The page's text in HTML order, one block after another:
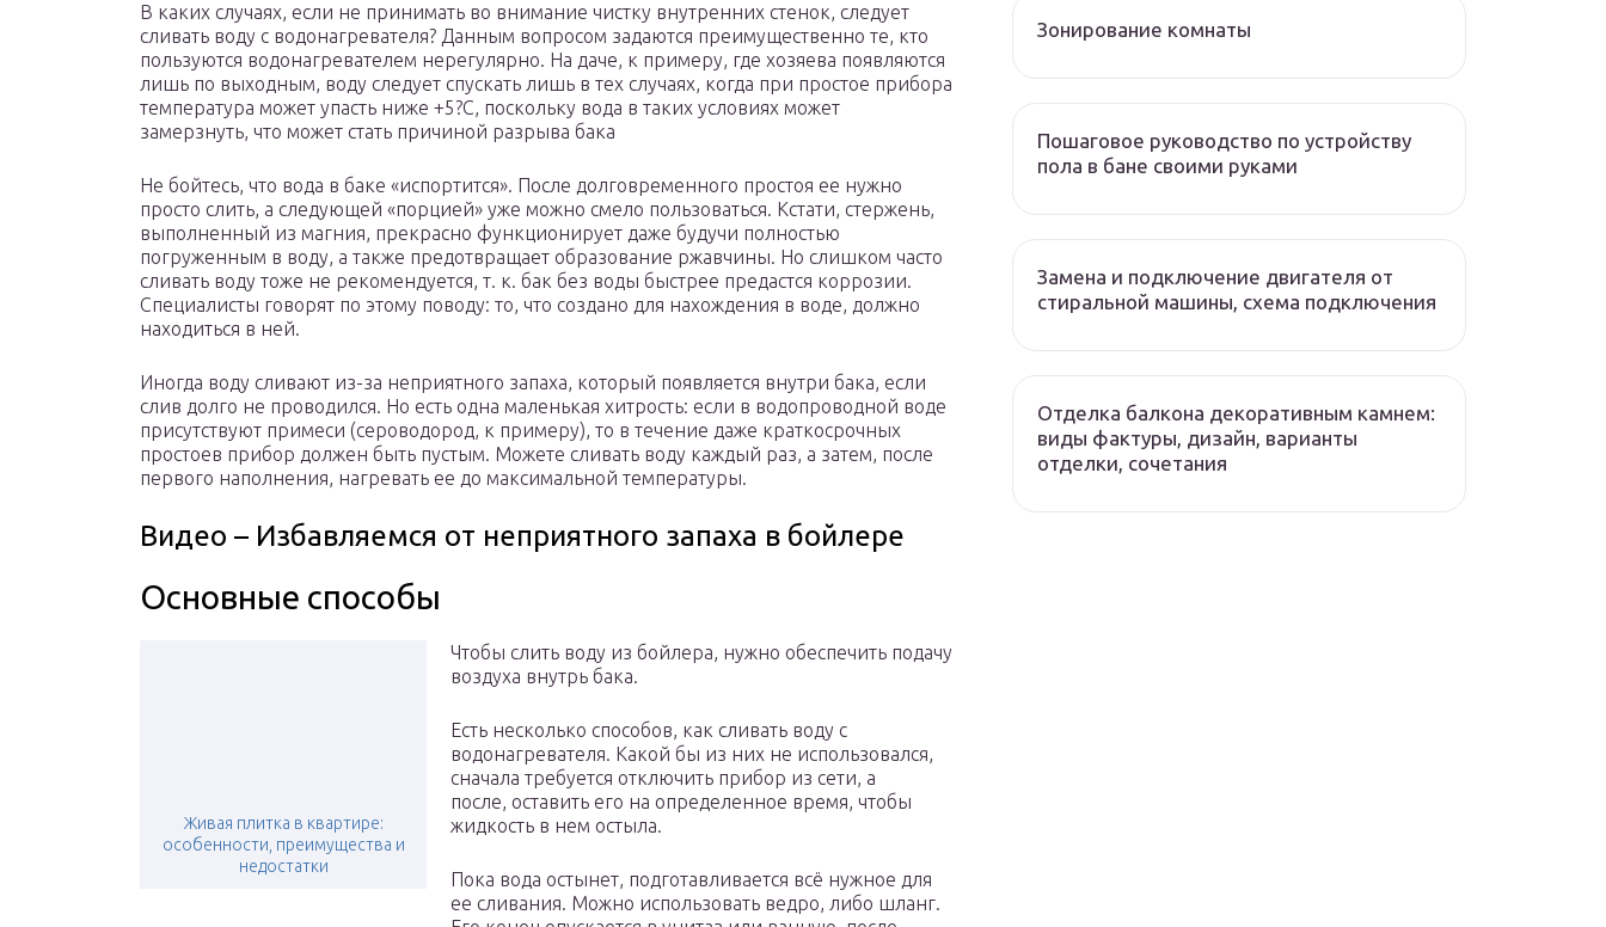
В каких случаях, если не принимать во внимание чистку внутренних стенок, следует
сливать воду с водонагревателя? Данным вопросом задаются преимущественно те, кто
пользуются водонагревателем нерегулярно. На даче, к примеру, где хозяева появляются
лишь по выходным, воду следует спускать лишь в тех случаях, когда при простое прибора
температура может упасть ниже +5?С, поскольку вода в таких условиях может
замерзнуть, что может стать причиной разрыва бака
Не бойтесь, что вода в баке «испортится». После долговременного простоя ее нужно
просто слить, а следующей «порцией» уже можно смело пользоваться. Кстати, стержень,
выполненный из магния, прекрасно функционирует даже будучи полностью
погруженным в воду, а также предотвращает образование ржавчины. Но слишком часто
сливать воду тоже не рекомендуется, т. к. бак без воды быстрее предастся коррозии.
Специалисты говорят по этому поводу: то, что создано для нахождения в воде, должно
находиться в ней.
Иногда воду сливают из-за неприятного запаха, который появляется внутри бака, если
слив долго не проводился. Но есть одна маленькая хитрость: если в водопроводной воде
присутствуют примеси (сероводород, к примеру), то в течение даже краткосрочных
простоев прибор должен быть пустым. Можете сливать воду каждый раз, а затем, после
первого наполнения, нагревать ее до максимальной температуры.
Видео – Избавляемся от неприятного запаха в бойлере
Основные способы
Живая плитка в квартире:
особенности, преимущества и
недостатки
Чтобы слить воду из бойлера, нужно обеспечить подачу
воздуха внутрь бака.
Есть несколько способов, как сливать воду с
водонагревателя. Какой бы из них не использовался,
сначала требуется отключить прибор из сети, а
после, оставить его на определенное время, чтобы
жидкость в нем остыла.
Пока вода остынет, подготавливается всё нужное для
ее сливания. Можно использовать ведро, либо шланг.
Зонирование комнаты
Пошаговое руководство по устройству
пола в бане своими руками
Замена и подключение двигателя от
стиральной машины, схема подключения
Отделка балкона декоративным камнем:
виды фактуры, дизайн, варианты
отделки, сочетания